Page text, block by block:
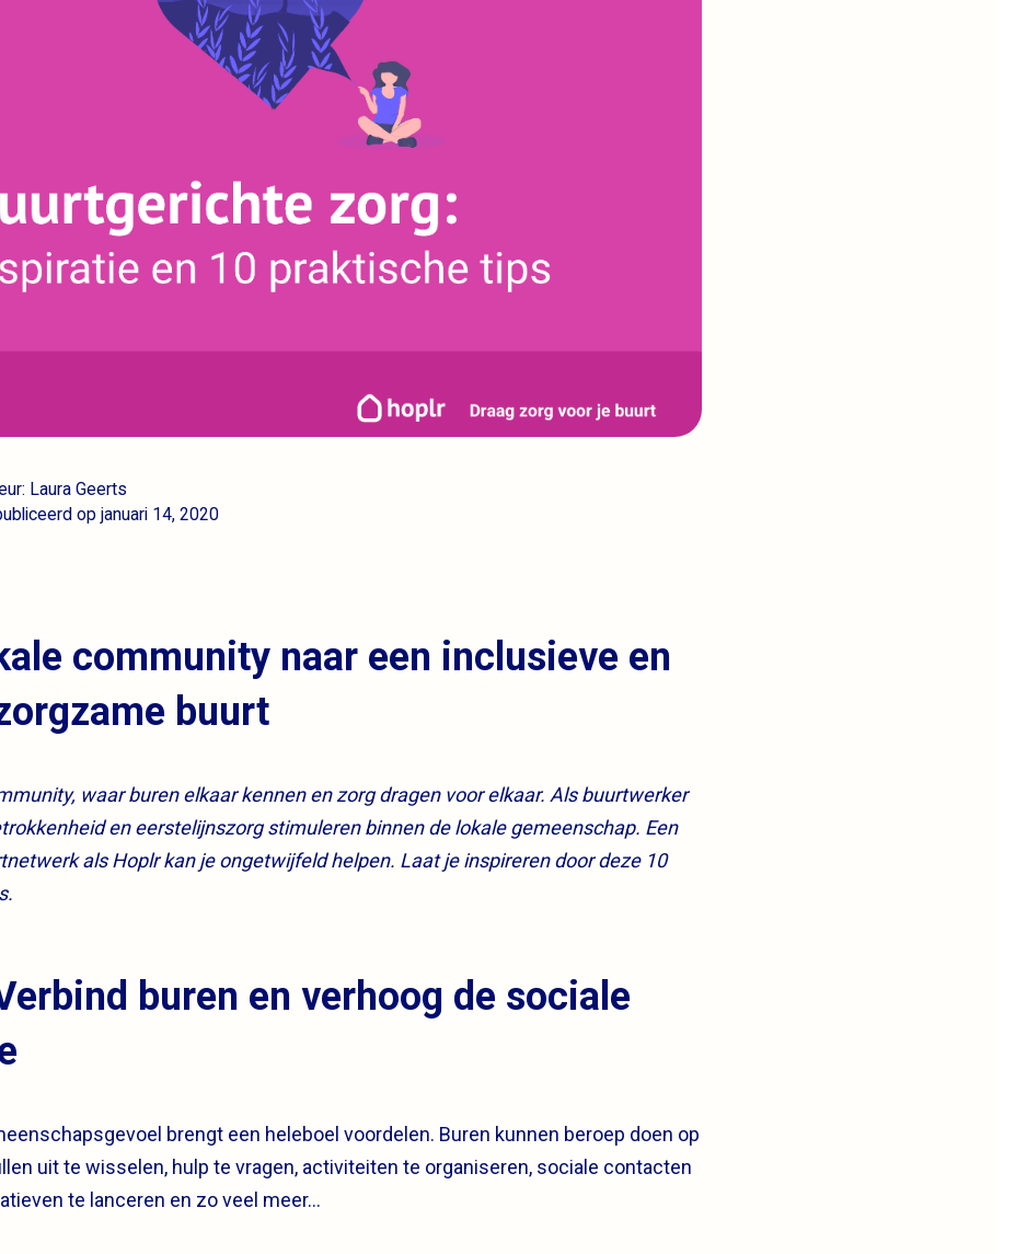
Laura Geerts
op januari 14, 2020
community naar een inclusieve en
buurt
waar buren elkaar kennen en zorg dragen voor elkaar. Als buurtwerker
en eerstelijnszorg stimuleren binnen de lokale gemeenschap. Een
als Hoplr kan je ongetwijfeld helpen. Laat je inspireren door deze 10
buren en verhoog de sociale
brengt een heleboel voordelen. Buren kunnen beroep doen op
uit te wisselen, hulp te vragen, activiteiten te organiseren, sociale contacten
te lanceren en zo veel meer…